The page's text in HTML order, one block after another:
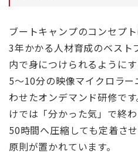
ブートキャンプのコンセプ
3年かかる人材育成のベスト
内で身につけられるように
5〜10分の映像マイクロラ
わせたオンデマンド研修で
けでは「分かった気」で終
50時間へ圧縮しても定着さ
原則が置かれています。